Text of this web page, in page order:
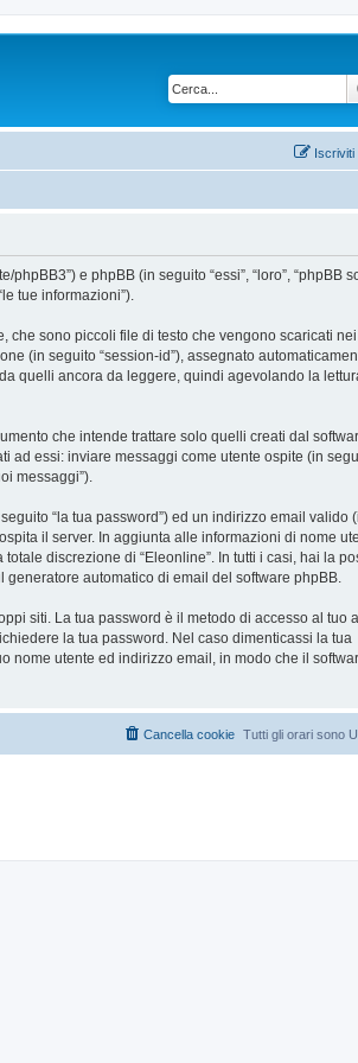
Iscriviti
e phpBB (in seguito “essi”, “loro”, “phpBB
tue informazioni”).
che sono piccoli file di testo che vengono scaricati
(in seguito “session-id”), assegnato
quelli ancora da leggere, quindi agevolando la
che intende trattare solo quelli creati dal
ad essi: inviare messaggi come utente ospite (in
messaggi”).
“la tua password”) ed un indirizzo email valido
il server. In aggiunta alle informazioni di nome
discrezione di “Eleonline”. In tutti i casi, hai la
automatico di email del software phpBB.
siti. La tua password è il metodo di accesso al tuo
la tua password. Nel caso dimenticassi la tua
nome utente ed indirizzo email, in modo che il
Tutti gli orari sono
Cancella cookie